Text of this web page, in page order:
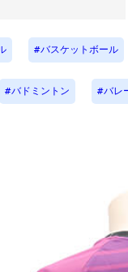
バスケットボール
バドミントン バレ